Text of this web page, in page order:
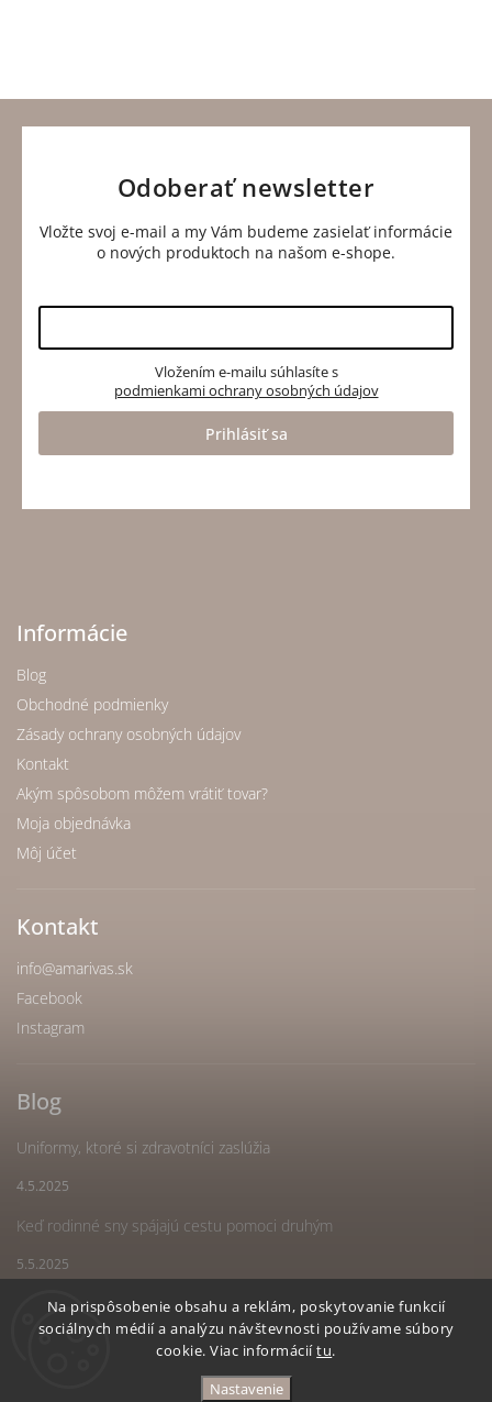
Na prispôsobenie obsahu a reklám, poskytovanie funkcií
sociálnych médií a analýzu návštevnosti používame súbory
cookie. Viac informáciítu.
Nastavenie
Odoberať newsletter
Vložte svoj e-mail a my Vám budeme zasielať informácie
o nových produktoch na našom e-shope.
Vložením e-mailu súhlasíte s
podmienkami ochrany osobných údajov
Prihlásiť sa
Informácie
Blog
Obchodné podmienky
Zásady ochrany osobných údajov
Kontakt
Akým spôsobom môžem vrátiť tovar?
Moja objednávka
Môj účet
Kontakt
info@amarivas.sk
Facebook
Instagram
Blog
Uniformy, ktoré si zdravotníci zaslúžia
4.5.2025
Keď rodinné sny spájajú cestu pomoci druhým
5.5.2025
Náš spoločný sen sa stal realitou